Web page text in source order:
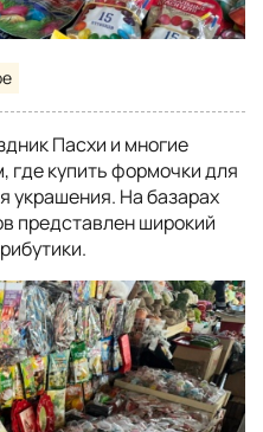
Пасхи и многие
где купить формочки для
украшения. На базарах
представлен широкий